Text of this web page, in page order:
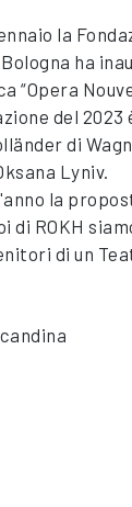
la
ha
“Opera
del 2023
di
Lyniv.
la
di ROKH
di un